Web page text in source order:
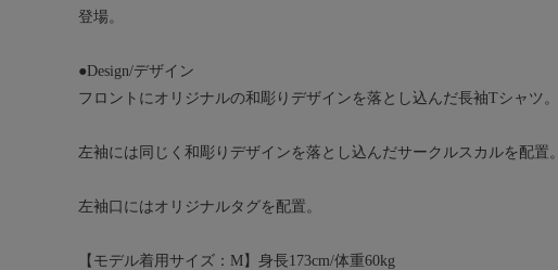
登場。
●Design/デザイン
フロントにオリジナルの和彫りデザインを落とし込んだ長袖Tシャツ。
左袖には同じく和彫りデザインを落とし込んだサークルスカルを配置。
左袖口にはオリジナルタグを配置。
【モデル着用サイズ：M】身長173cm/体重60kg